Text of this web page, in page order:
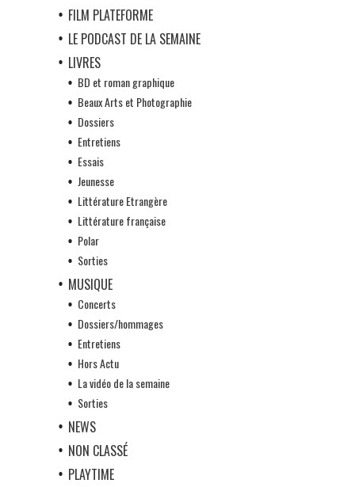
FILM PLATEFORME
LE PODCAST DE LA SEMAINE
LIVRES
BD et roman graphique
Beaux Arts et Photographie
Dossiers
Entretiens
Essais
Jeunesse
Littérature Etrangère
Littérature française
Polar
Sorties
MUSIQUE
Concerts
Dossiers/hommages
Entretiens
Hors Actu
La vidéo de la semaine
Sorties
NEWS
NON CLASSÉ
PLAYTIME